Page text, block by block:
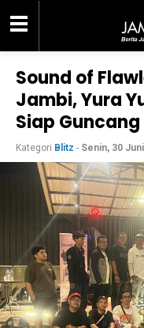
Sound of
Jambi, Yura
Siap
Kategori Blitz - Senin, 30